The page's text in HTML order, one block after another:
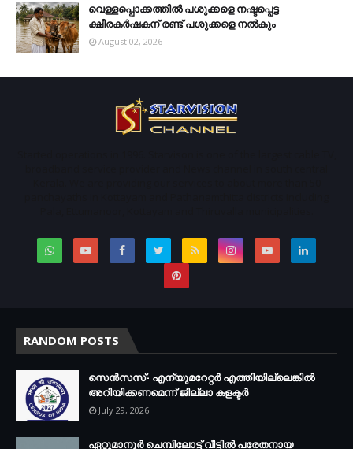
വെള്ളപ്പൊക്കത്തില്‍ പശുക്കളെ നഷ്ടപ്പെട്ട
ക്ഷീരകര്‍ഷകന് രണ്ട് പശുക്കളെ നല്‍കും
August 02, 2026
RANDOM POSTS
സെന്‍സസ്- എന്യുമറേറ്റര്‍ എത്തിയില്ലെങ്കില്‍
അറിയിക്കണമെന്ന് ജില്ലാ കളക്ടര്‍
July 29, 2026
ഏറ്റുമാനൂര്‍ ചെമ്പിലോട്ട് വീട്ടില്‍ പരേതനായ